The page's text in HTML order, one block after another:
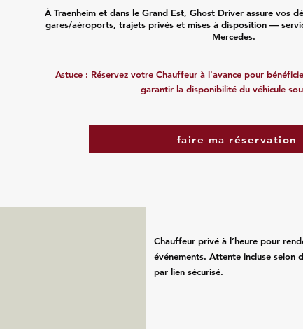
À Traenheim et dans le Grand Est, Ghost Driver assure vos
gares/aéroports, trajets privés et mises à disposition —
Mercedes.
Astuce : Réservez votre Chauffeur à l'avance pour
garantir la disponibilité du véhicule
faire ma réservation
Chauffeur privé à l’heure pour
événements. Attente incluse selon
par lien sécurisé.